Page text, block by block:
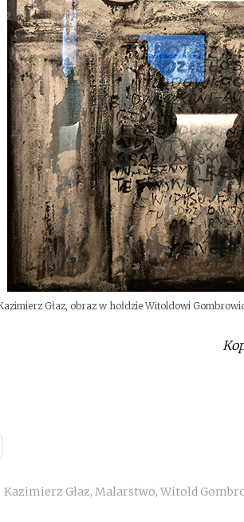
Głaz, obraz w hołdzie Witoldowi
Kazimierz Głaz, Malarstwo, Witold